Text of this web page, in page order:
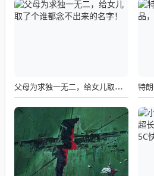
父母为求独一无二，给女儿取了个谁都念不出来的名字！